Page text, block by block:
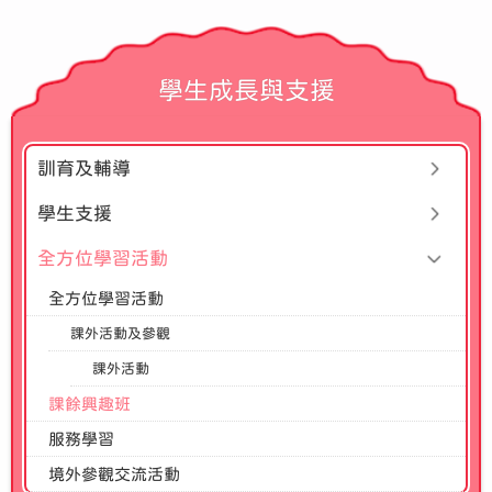
學生成長與支援
訓育及輔導
學生支援
全方位學習活動
全方位學習活動
課外活動及參觀
課外活動
課餘興趣班
服務學習
境外參觀交流活動